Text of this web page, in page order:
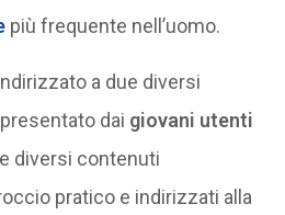
più frequente nell’uomo.
a due diversi
dai giovani utenti
diversi contenuti
pratico e indirizzati alla